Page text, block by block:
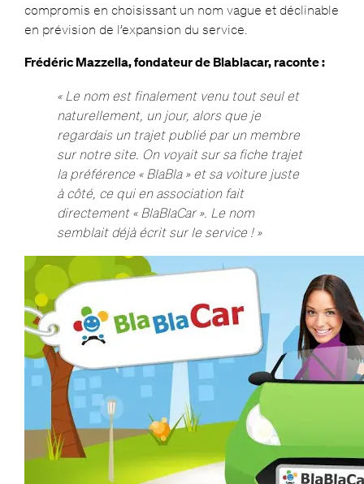
compromis en choisissant un nom vague et déclinable
en prévision de l’expansion du service.
Frédéric Mazzella, fondateur de Blablacar, raconte :
« Le nom est finalement venu tout seul et
naturellement, un jour, alors que je
regardais un trajet publié par un membre
sur notre site. On voyait sur sa fiche trajet
la préférence « BlaBla » et sa voiture juste
à côté, ce qui en association fait
directement « BlaBlaCar ». Le nom
semblait déjà écrit sur le service ! »